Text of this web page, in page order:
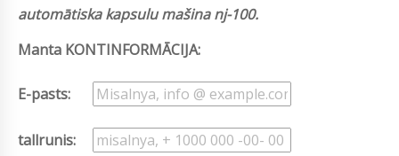
automātiska kapsulu mašina nj-100.
Manta KONTINFORMĀCIJA:
E-pasts:
tallrunis: